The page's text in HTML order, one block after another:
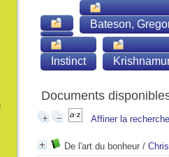
Bateson,
Instinct
Documents
Affiner la recherche
De l'art du bonheur /